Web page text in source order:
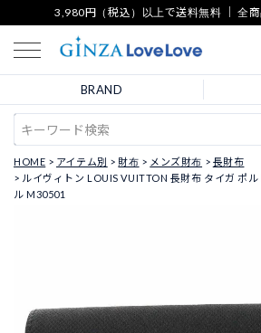
3,980円（税込）以上で送料無料 ｜ 全
BRAND
HOME アイテム別 財布 メンズ財布
長財布
ルイヴィトン LOUIS VUITTON 長財布 タイガ ポ
ル M30501